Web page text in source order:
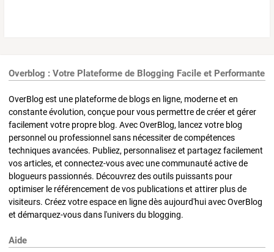
Overblog : Votre Plateforme de Blogging Facile et Performante
OverBlog est une plateforme de blogs en ligne, moderne et en
constante évolution, conçue pour vous permettre de créer et gérer
facilement votre propre blog. Avec OverBlog, lancez votre blog
personnel ou professionnel sans nécessiter de compétences
techniques avancées. Publiez, personnalisez et partagez facilement
vos articles, et connectez-vous avec une communauté active de
blogueurs passionnés. Découvrez des outils puissants pour
optimiser le référencement de vos publications et attirer plus de
visiteurs. Créez votre espace en ligne dès aujourd'hui avec OverBlog
et démarquez-vous dans l'univers du blogging.
Aide